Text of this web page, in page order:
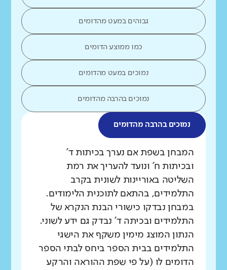
גבוהים במעט מהדומים
כמו ממוצע הדומים
נמוכים במעט מהדומים
נמוכים בהרבה מהדומים
נמוכים בהרבה מהדומים
מה בדקנו?
המבחן בשפת אם נערך בכיתות ד'
ובכיתות ח' ונועד להעריך את רמת
השליטה באוריינות לשונית בקרב
התלמידים, בהתאם לתוכנית הלימודים.
במבחן נבדקו כישורי הבנת הנקרא של
התלמידים ובכיתה ד' נבדק גם ידע לשוני.
הנתון המוצג מימין משקף את הישגי
התלמידים בבית הספר ביחס לבתי הספר
הדומים לו (על פי שפת ההוראה והרקע